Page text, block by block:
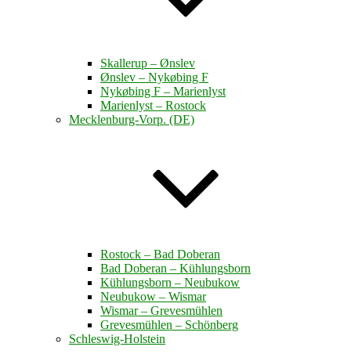
Skallerup – Ønslev
Ønslev – Nykøbing F
Nykøbing F – Marienlyst
Marienlyst – Rostock
Mecklenburg-Vorp. (DE)
Rostock – Bad Doberan
Bad Doberan – Kühlungsborn
Kühlungsborn – Neubukow
Neubukow – Wismar
Wismar – Grevesmühlen
Grevesmühlen – Schönberg
Schleswig-Holstein